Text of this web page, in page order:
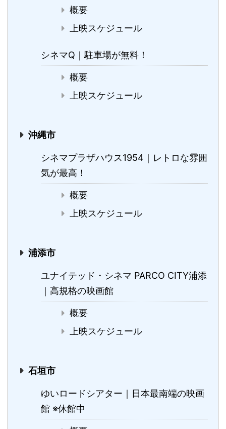
概要
上映スケジュール
シネマQ｜駐車場が無料！
概要
上映スケジュール
沖縄市
シネマプラザハウス1954｜レトロな雰囲
気が最高！
概要
上映スケジュール
浦添市
ユナイテッド・シネマ PARCO CITY浦添
｜高規格の映画館
概要
上映スケジュール
石垣市
ゆいロードシアター｜日本最南端の映画
館 ※休館中